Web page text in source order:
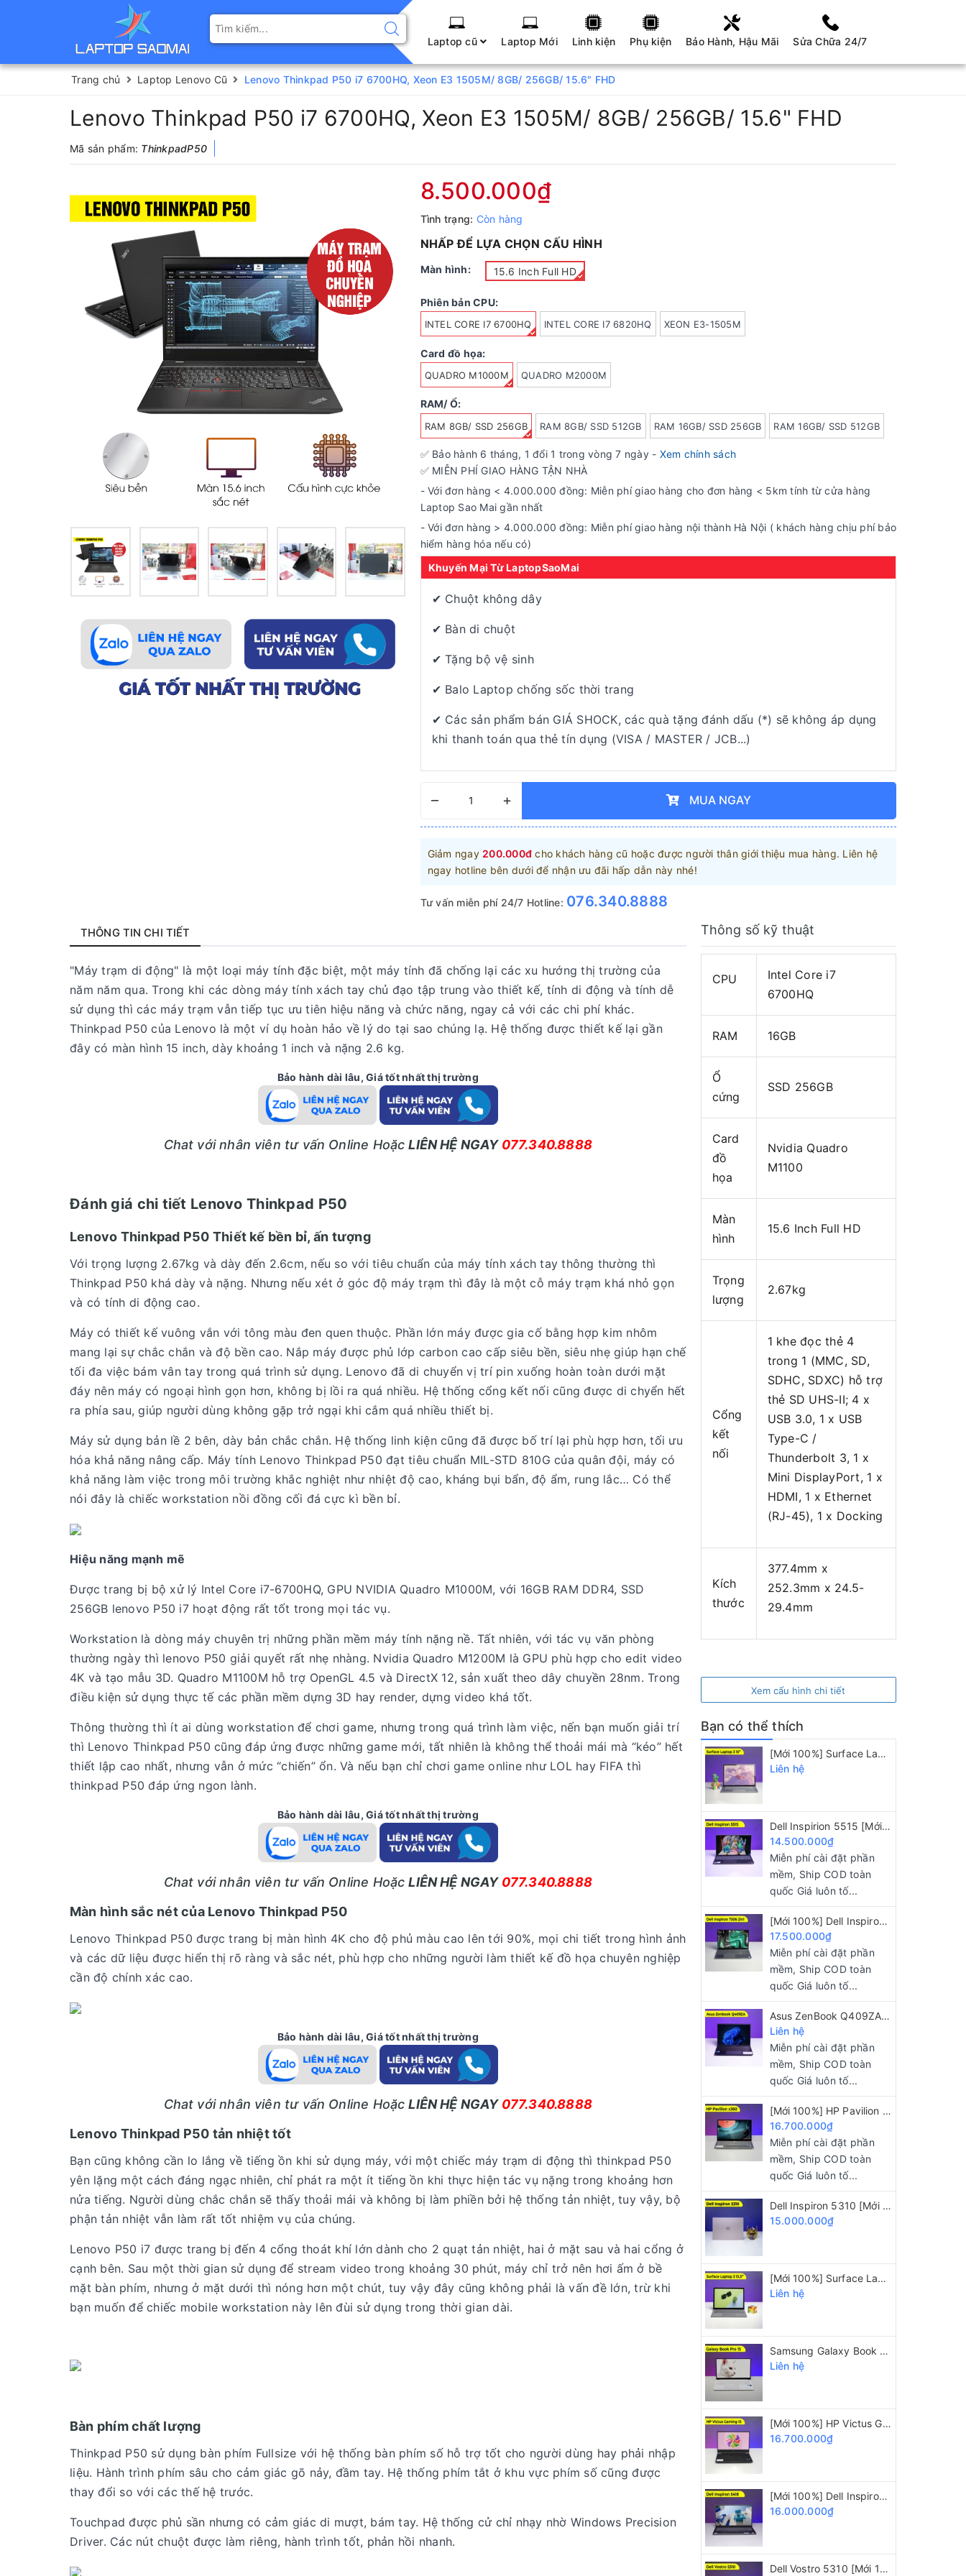
Laptop cũ Laptop Mới Linh kiện Phụ kiện Bảo Hành, Hậu Mãi Sửa Chữa 24/7
Trang chủ Laptop Lenovo Cũ Lenovo Thinkpad P50 i7 6700HQ, Xeon E3 1505M/ 8GB/ 256GB/ 15.6" FHD
Lenovo Thinkpad P50 i7 6700HQ, Xeon E3 1505M/ 8GB/ 256GB/ 15.6" FHD
Mã sản phẩm: ThinkpadP50
8.500.000₫
Tình trạng: Còn hàng
NHẤP ĐỂ LỰA CHỌN CẤU HÌNH
Màn hình: 15.6 Inch Full HD
Phiên bản CPU:
INTEL CORE I7 6700HQ INTEL CORE I7 6820HQ XEON E3-1505M
Card đồ họa:
QUADRO M1000M QUADRO M2000M
RAM/ Ổ:
RAM 8GB/ SSD 256GB RAM 8GB/ SSD 512GB RAM 16GB/ SSD 256GB RAM 16GB/ SSD 512GB
✅ Bảo hành 6 tháng, 1 đổi 1 trong vòng 7 ngày - Xem chính sách
✅ MIỄN PHÍ GIAO HÀNG TẬN NHÀ
- Với đơn hàng < 4.000.000 đồng: Miễn phí giao hàng cho đơn hàng < 5km tính từ cửa hàng
Laptop Sao Mai gần nhất
- Với đơn hàng > 4.000.000 đồng: Miễn phí giao hàng nội thành Hà Nội ( khách hàng chịu phí bảo
hiểm hàng hóa nếu có)
Khuyến Mại Từ LaptopSaoMai
✔ Chuột không dây
✔ Bàn di chuột
✔ Tặng bộ vệ sinh
✔ Balo Laptop chống sốc thời trang
✔ Các sản phẩm bán GIÁ SHOCK, các quà tặng đánh dấu (*) sẽ không áp dụng
khi thanh toán qua thẻ tín dụng (VISA / MASTER / JCB...)
– + MUA NGAY
Giảm ngay 200.000đ cho khách hàng cũ hoặc được người thân giới thiệu mua hàng. Liên hệ
ngay hotline bên dưới để nhận ưu đãi hấp dẫn này nhé!
Tư vấn miễn phí 24/7 Hotline: 076.340.8888
THÔNG TIN CHI TIẾT
"Máy trạm di động" là một loại máy tính đặc biệt, một máy tính đã chống lại các xu hướng thị trường của
năm năm qua. Trong khi các dòng máy tính xách tay chủ đạo tập trung vào thiết kế, tính di động và tính dễ
sử dụng thì các máy trạm vẫn tiếp tục ưu tiên hiệu năng và chức năng, ngay cả với các chi phí khác.
Thinkpad P50 của Lenovo là một ví dụ hoàn hảo về lý do tại sao chúng lạ. Hệ thống được thiết kế lại gần
đây có màn hình 15 inch, dày khoảng 1 inch và nặng 2.6 kg.
Bảo hành dài lâu, Giá tốt nhất thị trường
Chat với nhân viên tư vấn Online HoặcLIÊN HỆ NGAY 077.340.8888
Đánh giá chi tiết Lenovo Thinkpad P50
Lenovo Thinkpad P50 Thiết kế bền bỉ, ấn tượng
Với trọng lượng 2.67kg và dày đến 2.6cm, nếu so với tiêu chuẩn của máy tính xách tay thông thường thì
Thinkpad P50 khá dày và nặng. Nhưng nếu xét ở góc độ máy trạm thì đây là một cỗ máy trạm khá nhỏ gọn
và có tính di động cao.
Máy có thiết kế vuông vắn với tông màu đen quen thuộc. Phần lớn máy được gia cố bằng hợp kim nhôm
mang lại sự chắc chắn và độ bền cao. Nắp máy được phủ lớp carbon cao cấp siêu bền, siêu nhẹ giúp hạn chế
tối đa việc bám vân tay trong quá trình sử dụng. Lenovo đã di chuyển vị trí pin xuống hoàn toàn dưới mặt
đáy nên máy có ngoại hình gọn hơn, không bị lồi ra quá nhiều. Hệ thống cổng kết nối cũng được di chyển hết
ra phía sau, giúp người dùng không gặp trở ngại khi cắm quá nhiều thiết bị.
Máy sử dụng bản lề 2 bên, dày bản chắc chắn. Hệ thống linh kiện cũng đã được bố trí lại phù hợp hơn, tối ưu
hóa khả năng nâng cấp. Máy tính Lenovo Thinkpad P50 đạt tiêu chuẩn MIL-STD 810G của quân đội, máy có
khả năng làm việc trong môi trường khắc nghiệt như nhiệt độ cao, kháng bụi bẩn, độ ẩm, rung lắc… Có thể
nói đây là chiếc workstation nồi đồng cối đá cực kì bền bỉ.
Hiệu năng mạnh mẽ
Được trang bị bộ xử lý Intel Core i7-6700HQ, GPU NVIDIA Quadro M1000M, với 16GB RAM DDR4, SSD
256GB lenovo P50 i7 hoạt động rất tốt trong mọi tác vụ.
Workstation là dòng máy chuyên trị những phần mềm máy tính nặng nề. Tất nhiên, với tác vụ văn phòng
thường ngày thì lenovo P50 giải quyết rất nhẹ nhàng. Nvidia Quadro M1200M là GPU phù hợp cho edit video
4K và tạo mẫu 3D. Quadro M1100M hỗ trợ OpenGL 4.5 và DirectX 12, sản xuất theo dây chuyền 28nm. Trong
điều kiện sử dụng thực tế các phần mềm dựng 3D hay render, dựng video khá tốt.
Thông thường thì ít ai dùng workstation để chơi game, nhưng trong quá trình làm việc, nến bạn muốn giải trí
thì Lenovo Thinkpad P50 cũng đáp ứng được những game mới, tất nhiên là không thể thoải mái mà “kéo” hết
thiết lập cao nhất, nhưng vẫn ở mức “chiến” ổn. Và nếu bạn chỉ chơi game online như LOL hay FIFA thì
thinkpad P50 đáp ứng ngon lành.
Bảo hành dài lâu, Giá tốt nhất thị trường
Chat với nhân viên tư vấn Online HoặcLIÊN HỆ NGAY 077.340.8888
Màn hình sắc nét của Lenovo Thinkpad P50
Lenovo Thinkpad P50 được trang bị màn hình 4K cho độ phủ màu cao lên tới 90%, mọi chi tiết trong hình ảnh
và các dữ liệu được hiển thị rõ ràng và sắc nét, phù hợp cho những người làm thiết kế đồ họa chuyên nghiệp
cần độ chính xác cao.
Bảo hành dài lâu, Giá tốt nhất thị trường
Chat với nhân viên tư vấn Online HoặcLIÊN HỆ NGAY 077.340.8888
Lenovo Thinkpad P50 tản nhiệt tốt
Bạn cũng không cần lo lắng về tiếng ồn khi sử dụng máy, với một chiếc máy trạm di động thì thinkpad P50
yên lặng một cách đáng ngạc nhiên, chỉ phát ra một ít tiếng ồn khi thực hiện tác vụ nặng trong khoảng hơn
nửa tiếng. Người dùng chắc chắn sẽ thấy thoải mái và không bị làm phiền bởi hệ thống tản nhiệt, tuy vậy, bộ
phận tản nhiệt vẫn làm rất tốt nhiệm vụ của chúng.
Lenovo P50 i7 được trang bị đến 4 cổng thoát khí lớn dành cho 2 quạt tản nhiệt, hai ở mặt sau và hai cổng ở
cạnh bên. Sau một thời gian sử dụng để stream video trong khoảng 30 phút, máy chỉ trở nên hơi ấm ở bề
mặt bàn phím, nhưng ở mặt dưới thì nóng hơn một chút, tuy vậy đây cũng không phải là vấn đề lớn, trừ khi
bạn muốn để chiếc mobile workstation này lên đùi sử dụng trong thời gian dài.
Bàn phím chất lượng
Thinkpad P50 sử dụng bàn phím Fullsize với hệ thống bàn phím số hỗ trợ tốt cho người dùng hay phải nhập
liệu. Hành trình phím sâu cho cảm giác gõ nảy, đầm tay. Hệ thống phím tắt ở khu vực phím số cũng được
thay đổi so với các thế hệ trước.
Touchpad được phủ sần nhưng có cảm giác di mượt, bám tay. Hệ thống cử chỉ nhạy nhờ Windows Precision
Driver. Các nút chuột được làm riêng, hành trình tốt, phản hồi nhanh.
Thông số kỹ thuật
CPU
Intel Core i7
6700HQ
RAM 16GB
Ổ
cứng
SSD 256GB
Card
đồ
họa
Nvidia Quadro
M1100
Màn
hình
15.6 Inch Full HD
Trọng
lượng
2.67kg
Cổng
kết
nối
1 khe đọc thẻ 4
trong 1 (MMC, SD,
SDHC, SDXC) hỗ trợ
thẻ SD UHS-II; 4 x
USB 3.0, 1 x USB
Type-C /
Thunderbolt 3, 1 x
Mini DisplayPort, 1 x
HDMI, 1 x Ethernet
(RJ-45), 1 x Docking
Kích
thước
377.4mm x
252.3mm x 24.5-
29.4mm
Xem cấu hình chi tiết
Bạn có thể thích
[Mới 100%] Surface Laptop 3/ AMD Ryzen 5 3580U/ 8GB/ 128GB/ 15" 2K
Liên hệ
Dell Inspirion 5515 [Mới 100%] Ryzen R5 5500U/ 8GB/ 256GB/ 15.6" FHD IPS
14.500.000₫
Miễn phí cài đặt phần
mềm, Ship COD toàn
quốc Giá luôn tố...
[Mới 100%] Dell Inspiron 7506 2in1 i5 1135G7/ 8GB/ 256GB/ 15.6 FHD
17.500.000₫
Miễn phí cài đặt phần
mềm, Ship COD toàn
quốc Giá luôn tố...
Asus ZenBook Q409ZA [Mới 100%] Core i5-1240P/ 8GB/ 256GB/ 14" 2.8K OLED
Liên hệ
Miễn phí cài đặt phần
mềm, Ship COD toàn
quốc Giá luôn tố...
[Mới 100%] HP Pavilion x360 i5 1125G4/ 8GB/ 512GB/ 14"FHD/ Touch 2 IN 1
16.700.000₫
Miễn phí cài đặt phần
mềm, Ship COD toàn
quốc Giá luôn tố...
Dell Inspiron 5310 [Mới 100%] Core i5 11320H/ 16GB/ 512GB/ 13.3 inch 2K
15.000.000₫
[Mới 100%] Surface Laptop 3/ i5 1035G7/ 8GB/ 128GB/ 13.5" 2K
Liên hệ
Samsung Galaxy Book Pro 15 [Mới 100%] i5 1135G7/ 8GB/ SSD 512GB/ 15.6" FHD
Liên hệ
[Mới 100%] HP Victus Gaming 15 i5 12450H/ 8GB/ 512GB/ GTX 1650/ 15.6" 144Hz
16.700.000₫
[Mới 100%] Dell Inspiron 5418 i5 11320H/ 16GB/ 512GB/ Intel Iris Xe/ 14 Inch FHD
16.000.000₫
Dell Vostro 5310 [Mới 100%] Core i5 11320H/ 16GB/ 512GB/ Intel Iris Xe/ 13.3 inch FHD+